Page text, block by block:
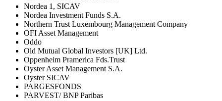
Nordea 1, SICAV
Nordea Investment Funds S.A.
Northern Trust Luxembourg Management Company
OFI Asset Management
Oddo
Old Mutual Global Investors [UK] Ltd.
Oppenheim Pramerica Fds.Trust
Oyster Asset Management S.A.
Oyster SICAV
PARGESFONDS
PARVEST/ BNP Paribas